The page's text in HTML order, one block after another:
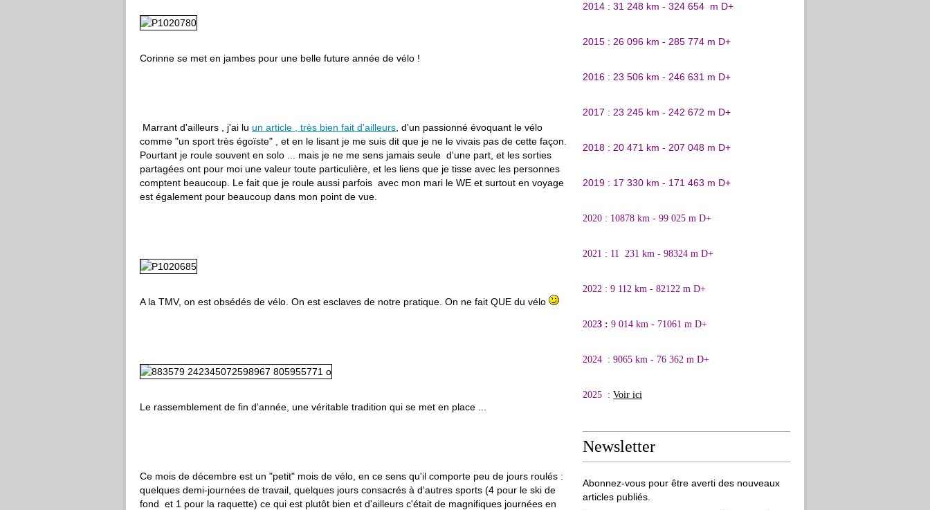
Corinne se met en jambes pour une belle future année de vélo !
Marrant d'ailleurs , j'ai lu un article , très bien fait d'ailleurs , d'un passionné évoquant le vélo
comme "un sport très égoïste" , et en le lisant je me suis dit que je ne le vivais pas de cette façon.
Pourtant je roule souvent en solo ... mais je ne me sens jamais seule d'une part, et les sorties
partagées ont pour moi une valeur toute particulière, et les liens que je tisse avec les personnes
comptent beaucoup. Le fait que je roule aussi parfois avec mon mari le WE et surtout en voyage
est également pour beaucoup dans mon point de vue.
A la TMV, on est obsédés de vélo. On est esclaves de notre pratique. On ne fait QUE du vélo
Le rassemblement de fin d'année, une véritable tradition qui se met en place ...
Ce mois de décembre est un "petit" mois de vélo, en ce sens qu'il comporte peu de jours roulés :
quelques demi-journées de travail, quelques jours consacrés à d'autres sports (4 pour le ski de
fond et 1 pour la raquette) ce qui est plutôt bien et d'ailleurs c'était de magnifiques journées en
2014 : 31 248 km - 324 654 m D+
2015 : 26 096 km - 285 774 m D+
2016 : 23 506 km - 246 631 m D+
2017 : 23 245 km - 242 672 m D+
2018 : 20 471 km - 207 048 m D+
2019 : 17 330 km - 171 463 m D+
2020 : 10878 km - 99 025 m D+
2021 : 11 231 km - 98324 m D+
2022 : 9 112 km - 82122 m D+
2023 : 9 014 km - 71061 m D+
2024 : 9065 km - 76 362 m D+
2025 : Voir ici
Newsletter
Abonnez-vous pour être averti des nouveaux
articles publiés.